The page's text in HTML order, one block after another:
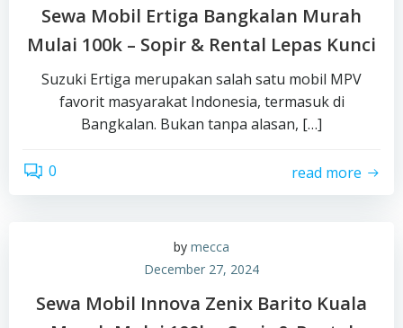
Sewa Mobil Ertiga Bangkalan Murah
Mulai 100k – Sopir & Rental Lepas Kunci
Suzuki Ertiga merupakan salah satu mobil MPV
favorit masyarakat Indonesia, termasuk di
Bangkalan. Bukan tanpa alasan, […]
0 read more
by mecca
December 27, 2024
Sewa Mobil Innova Zenix Barito Kuala